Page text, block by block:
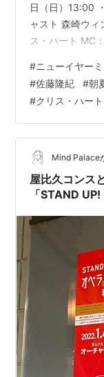
日（日）13:00
ャスト 森崎ウィ
ス・ハート MC
年は、予定され
ため、当初から
紀さんに加えて
さん、クリス・
ん！の5名のキ
#ニューイヤー
#佐藤隆紀 #朝
#クリス・ハート
Mind Palace
屋比久コンス
「STAND